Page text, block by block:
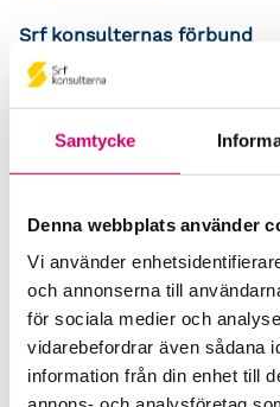
Samtycke
Denna webbplats använder
Vi använder
och annonserna till
för sociala medier och
vidarebefordrar även sådana
information från din enhet till
Srf konsulternas förbund
Tillbaka till övriga
Branschen i siffror
Framtidsutsikter i
Prenumerera på våra